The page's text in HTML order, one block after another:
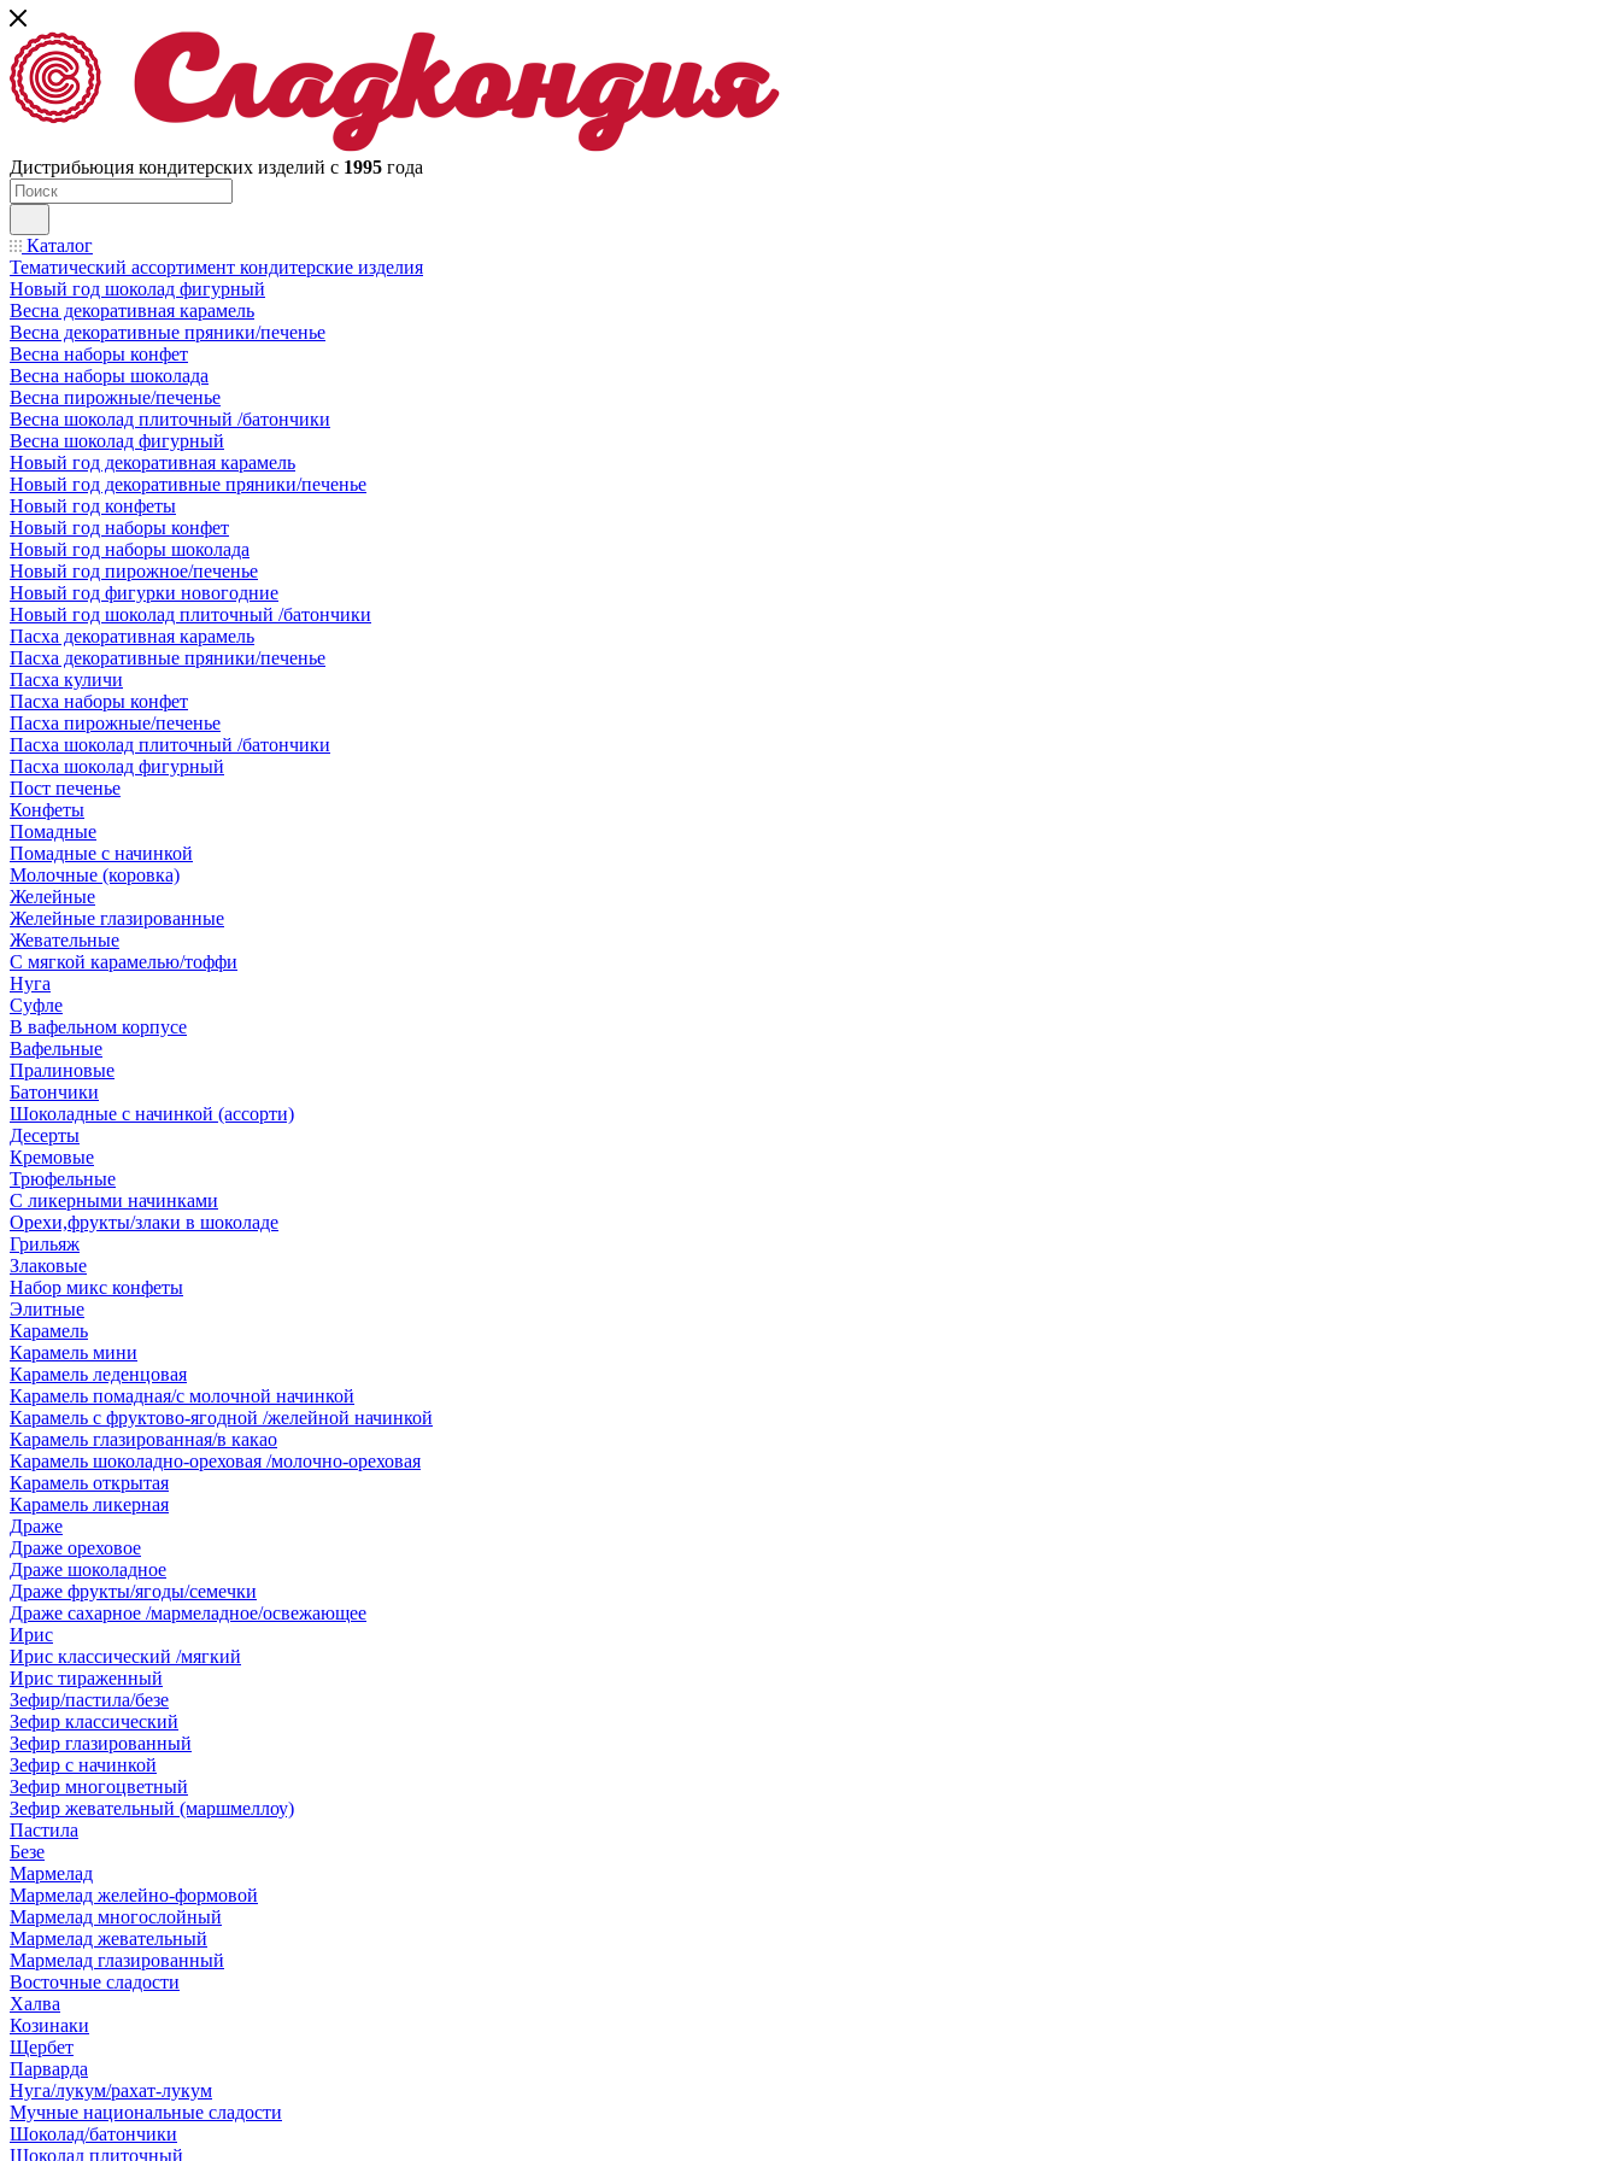
Дистрибьюция кондитерских изделий с 1995 года
Каталог
Тематический ассортимент кондитерские изделия
Новый год шоколад фигурный
Весна декоративная карамель
Весна декоративные пряники/печенье
Весна наборы конфет
Весна наборы шоколада
Весна пирожные/печенье
Весна шоколад плиточный /батончики
Весна шоколад фигурный
Новый год декоративная карамель
Новый год декоративные пряники/печенье
Новый год конфеты
Новый год наборы конфет
Новый год наборы шоколада
Новый год пирожное/печенье
Новый год фигурки новогодние
Новый год шоколад плиточный /батончики
Пасха декоративная карамель
Пасха декоративные пряники/печенье
Пасха куличи
Пасха наборы конфет
Пасха пирожные/печенье
Пасха шоколад плиточный /батончики
Пасха шоколад фигурный
Пост печенье
Конфеты
Помадные
Помадные с начинкой
Молочные (коровка)
Желейные
Желейные глазированные
Жевательные
С мягкой карамелью/тоффи
Нуга
Суфле
В вафельном корпусе
Вафельные
Пралиновые
Батончики
Шоколадные с начинкой (ассорти)
Десерты
Кремовые
Трюфельные
С ликерными начинками
Орехи,фрукты/злаки в шоколаде
Грильяж
Злаковые
Набор микс конфеты
Элитные
Карамель
Карамель мини
Карамель леденцовая
Карамель помадная/с молочной начинкой
Карамель с фруктово-ягодной /желейной начинкой
Карамель глазированная/в какао
Карамель шоколадно-ореховая /молочно-ореховая
Карамель открытая
Карамель ликерная
Драже
Драже ореховое
Драже шоколадное
Драже фрукты/ягоды/семечки
Драже сахарное /мармеладное/освежающее
Ирис
Ирис классический /мягкий
Ирис тираженный
Зефир/пастила/безе
Зефир классический
Зефир глазированный
Зефир с начинкой
Зефир многоцветный
Зефир жевательный (маршмеллоу)
Пастила
Безе
Мармелад
Мармелад желейно-формовой
Мармелад многослойный
Мармелад жевательный
Мармелад глазированный
Восточные сладости
Халва
Козинаки
Щербет
Парварда
Нуга/лукум/рахат-лукум
Мучные национальные сладости
Шоколад/батончики
Шоколад плиточный